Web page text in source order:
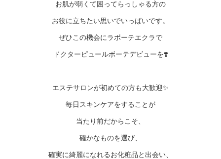
お肌が弱くて困ってらっしゃる方の
お役に立ちたい思いでいっぱいです。
ぜひこの機会にラボーテエクラで
ドクターピュールボーテデビューを❣️
エステサロンが初めての方も大歓迎✨
毎日スキンケアをすることが
当たり前だからこそ、
確かなものを選び、
確実に綺麗になれるお化粧品と出会い、